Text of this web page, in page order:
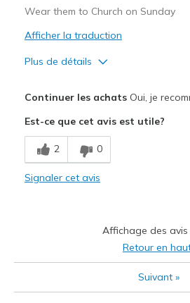
Wear them to Church on Sunday
Afficher la traduction
Plus de détails
Comfortable
Le contre
No cons
Special Occasions
Width
Feels true to
Continuer les achatsOui, je
Est-ce que cet avis est utile?
2 0
Signaler cet avis
Affichage des avis
Retour en
Suivant »